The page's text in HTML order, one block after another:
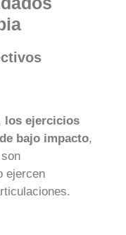
los ejercicios
bajo impacto,
ejercen